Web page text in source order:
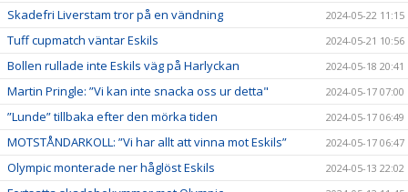
Skadefri Liverstam tror på en vändning 2024-05-22 11:15
Tuff cupmatch väntar Eskils 2024-05-21 10:56
Bollen rullade inte Eskils väg på Harlyckan 2024-05-18 20:41
Martin Pringle: ”Vi kan inte snacka oss ur detta" 2024-05-17 07:00
”Lunde” tillbaka efter den mörka tiden 2024-05-17 06:49
MOTSTÅNDARKOLL: ”Vi har allt att vinna mot Eskils” 2024-05-17 06:47
Olympic monterade ner håglöst Eskils 2024-05-13 22:02